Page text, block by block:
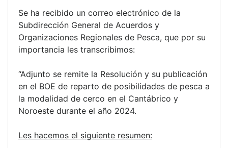
Se ha recibido un correo electrónico de la
Subdirección General de Acuerdos y
Organizaciones Regionales de Pesca, que por su
importancia les transcribimos:
“Adjunto se remite la Resolución y su publicación
en el BOE de reparto de posibilidades de pesca a
la modalidad de cerco en el Cantábrico y
Noroeste durante el año 2024.
Les hacemos el siguiente resumen: